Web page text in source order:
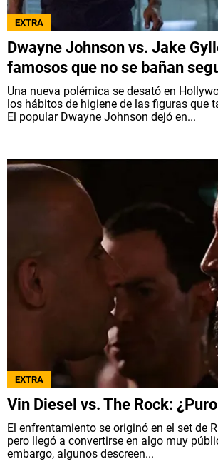
NETFLIX
PRIME VIDEO
APPLE TV+
MÚSICA
CELEBRITIES
PASATIEMPOS
SPOILER US
QUIENES SOMOS | STAFF CONTACTO
Escribe en Spoiler
Términos y Condiciones
Políticas de
Política Editorial
Ad Choices
EXTRA
Dwayne Johnson vs. Jake
famosos que no se bañan
Una nueva polémica se desató en
los hábitos de higiene de las figuras que
El popular Dwayne Johnson dejó en...
EXTRA
Vin Diesel vs. The Rock:
El enfrentamiento se originó en el set de
pero llegó a convertirse en algo muy
embargo, algunos descreen...